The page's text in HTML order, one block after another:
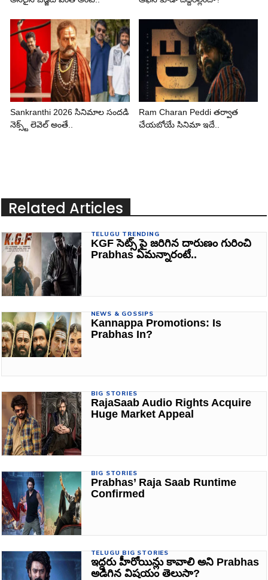
Sankranthi 2026 సినిమాల సందడి
నెక్స్ట్ లెవెల్ అంతే..
Ram Charan Peddi తర్వాత
చేయబోయే సినిమా ఇదే..
Related Articles
TELUGU TRENDING
KGF సెట్స్ పై జరిగిన దారుణం గురించి
Prabhas ఏమన్నారంటే..
NEWS & GOSSIPS
Kannappa Promotions: Is
Prabhas In?
BIG STORIES
RajaSaab Audio Rights Acquire
Huge Market Appeal
BIG STORIES
Prabhas’ Raja Saab Runtime
Confirmed
TELUGU BIG STORIES
ఇద్దరు హీరోయిన్లు కావాలి అని Prabhas
అడిగిన విషయం తెలుసా?